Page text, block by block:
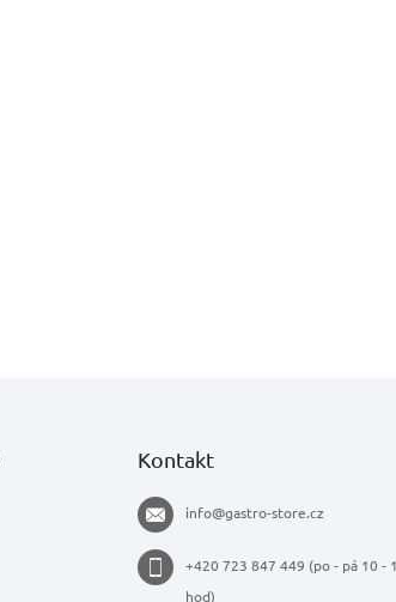
v
y
Kontakt
info@gastro-store.cz
+420 723 847 449 (po - pá 10 -
hod)